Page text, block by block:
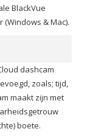
BlackVue
& Mac).
dashcam
zoals; tijd,
maakt zijn met
boete.